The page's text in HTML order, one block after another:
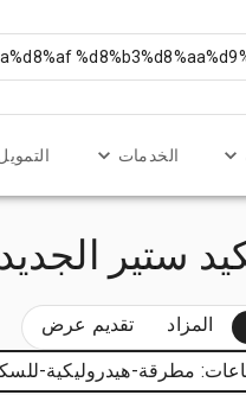
الخدمات
ستير
المزاد تقديم عرض
مطرقة-هيدروليكية-